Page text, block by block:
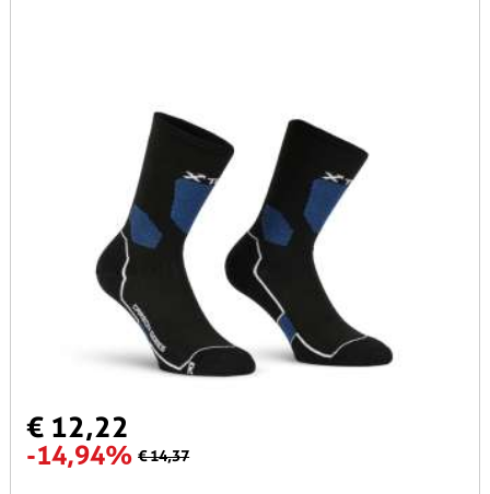
€ 12,22
-14,94% € 14,37